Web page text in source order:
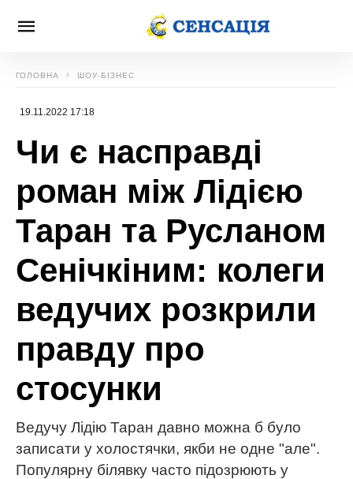
ГОЛОВНА ШОУ-БІЗНЕС
19.11.2022 17:18
Чи є насправді
роман між Лідією
Таран та Русланом
Сенічкіним: колеги
ведучих розкрили
правду про
стосунки
Ведучу Лідію Таран давно можна б було
записати у холостячки, якби не одне "але".
Популярну білявку часто підозрюють у